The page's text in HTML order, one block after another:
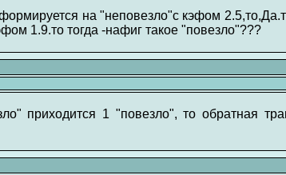
на "неповезло"с кэфом
1.9.то тогда -нафиг такое "повезло"???
приходится 1 "повезло", то обратная